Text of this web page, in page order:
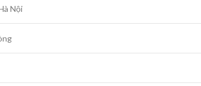
Nội